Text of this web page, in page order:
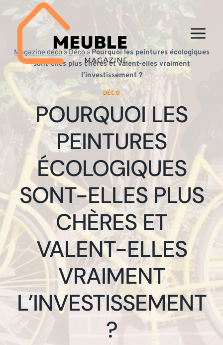
Aller
contenu
Magazine déco»Déco»Pourquoi les peintures écologiques
sont-elles plus chères et valent-elles vraiment
l’investissement ?
DÉCO
POURQUOI LES
PEINTURES
ÉCOLOGIQUES
SONT-ELLES PLUS
CHÈRES ET
VALENT-ELLES
VRAIMENT
L’INVESTISSEMENT
?